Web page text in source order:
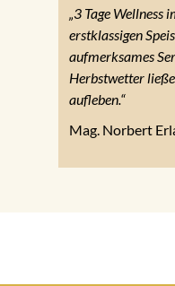
„3 Tage
erstklassigen
aufmerksames
Herbstwetter
aufleben.“
Mag. Norbert